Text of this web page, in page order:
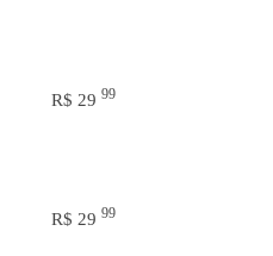
R$ 29 99
R$ 29 99